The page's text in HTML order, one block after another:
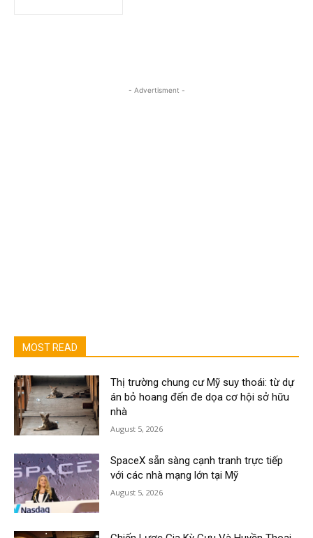
- Advertisment -
MOST READ
Thị trường chung cư Mỹ suy thoái: từ dự
án bỏ hoang đến đe dọa cơ hội sở hữu
nhà
August 5, 2026
SpaceX sẵn sàng cạnh tranh trực tiếp
với các nhà mạng lớn tại Mỹ
August 5, 2026